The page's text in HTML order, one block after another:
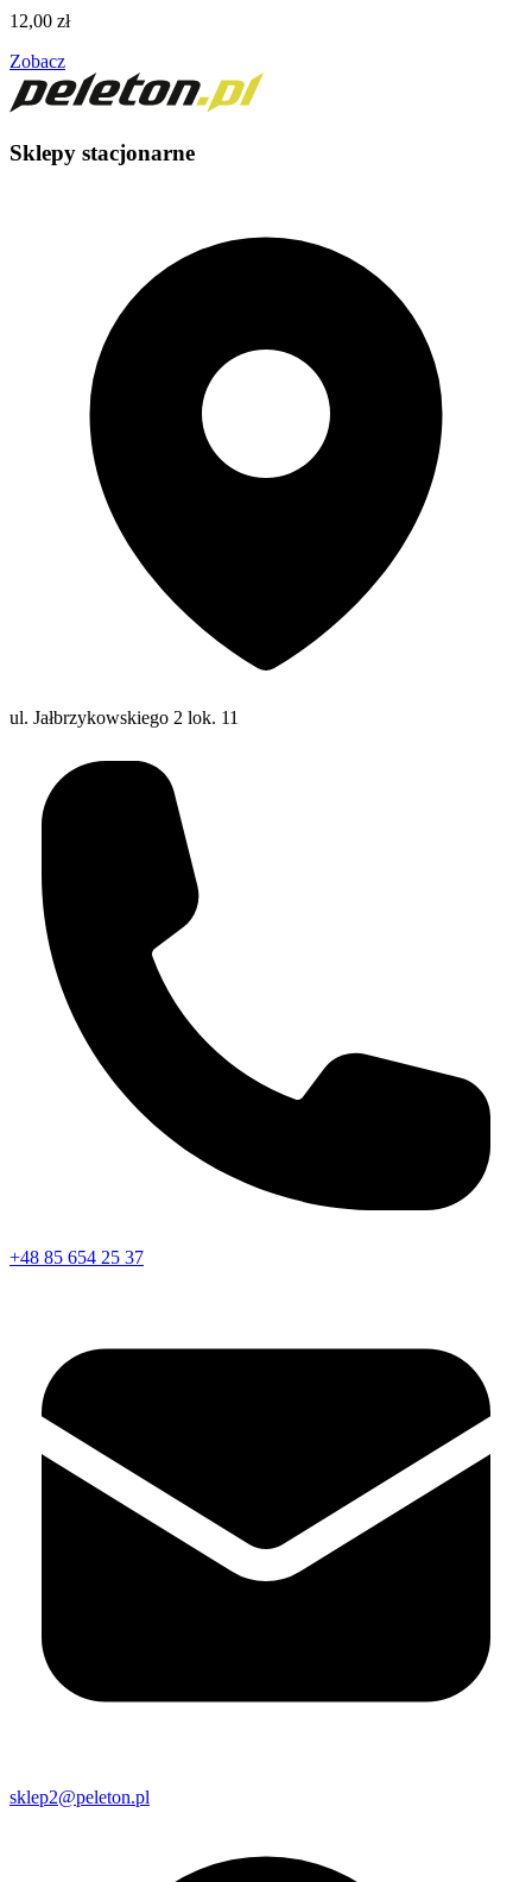
12,00 zł
Zobacz
Sklepy stacjonarne
ul. Jałbrzykowskiego 2 lok. 11
+48 85 654 25 37
sklep2@peleton.pl